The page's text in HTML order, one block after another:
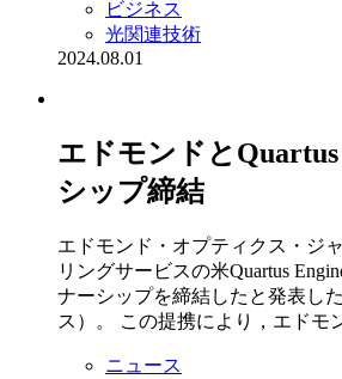
ビジネス
光関連技術
2024.08.01
エドモンドと
シップ締結
エドモンド・オプティクス・ジ
リングサービスの米Quartus
ナーシップを締結したと発表し
ス）。 この提携により，エドモ
ニュース